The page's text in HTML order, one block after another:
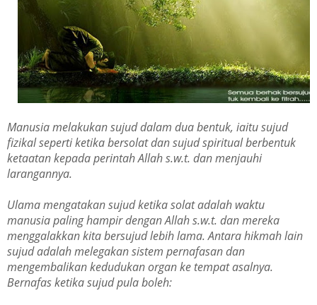
Manusia melakukan sujud dalam dua bentuk, iaitu sujud
fizikal seperti ketika bersolat dan sujud spiritual berbentuk
ketaatan kepada perintah Allah s.w.t. dan menjauhi
larangannya.
Ulama mengatakan sujud ketika solat adalah waktu
manusia paling hampir dengan Allah s.w.t. dan mereka
menggalakkan kita bersujud lebih lama. Antara hikmah lain
sujud adalah melegakan sistem pernafasan dan
mengembalikan kedudukan organ ke tempat asalnya.
Bernafas ketika sujud pula boleh: